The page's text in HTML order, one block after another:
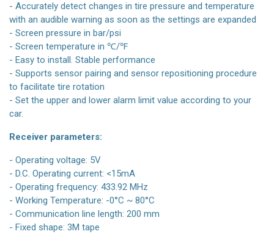
- Accurately detect changes in tire pressure and temperature
with an audible warning as soon as the settings are expanded
- Screen pressure in bar/psi
- Screen temperature in ℃/℉
- Easy to install. Stable performance
- Supports sensor pairing and sensor repositioning procedure
to facilitate tire rotation
- Set the upper and lower alarm limit value according to your
car.
Receiver parameters:
- Operating voltage: 5V
- D.C. Operating current: <15mA
- Operating frequency: 433.92 MHz
- Working Temperature: -0°C ~ 80°C
- Communication line length: 200 mm
- Fixed shape: 3M tape